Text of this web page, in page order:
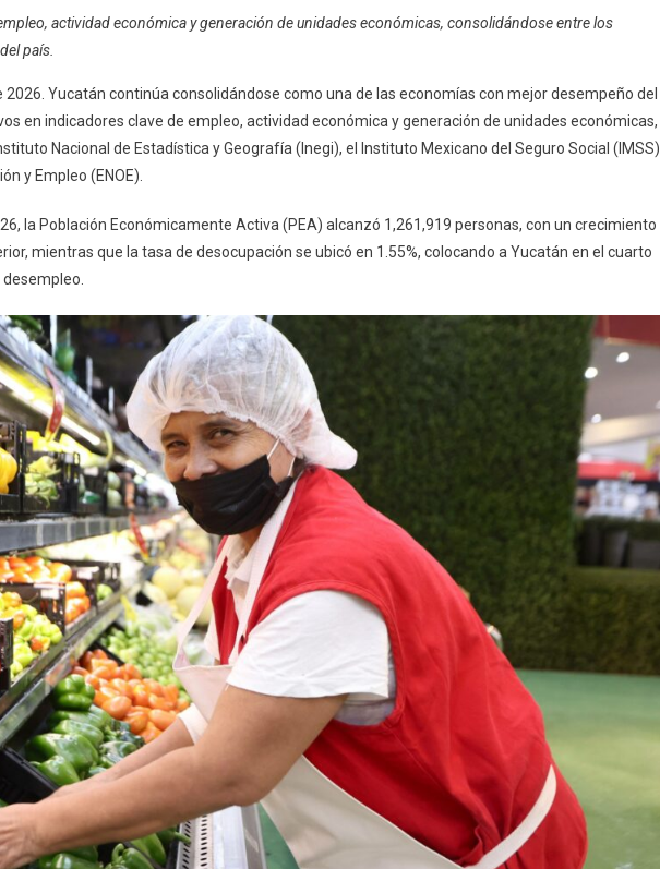
Destaca
Nacional
Por
Su
Crecimiento
Y
Generación
actividad económica y generación de unidades económicas, consolidándose entre los
país.
2026. Yucatán continúa consolidándose como una de las economías con mejor desempeño del
en indicadores clave de empleo, actividad económica y generación de unidades económicas,
Nacional de Estadística y Geografía (Inegi), el Instituto Mexicano del Seguro Social (IMSS)
y Empleo (ENOE).
la Población Económicamente Activa (PEA) alcanzó 1,261,919 personas, con un crecimiento
mientras que la tasa de desocupación se ubicó en 1.55%, colocando a Yucatán en el cuarto